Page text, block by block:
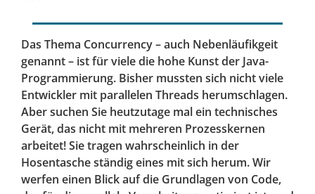
Das Thema Concurrency – auch Nebenläufikgeit
genannt – ist für viele die hohe Kunst der Java-
Programmierung. Bisher mussten sich nicht viele
Entwickler mit parallelen Threads herumschlagen.
Aber suchen Sie heutzutage mal ein technisches
Gerät, das nicht mit mehreren Prozesskernen
arbeitet! Sie tragen wahrscheinlich in der
Hosentasche ständig eines mit sich herum. Wir
werfen einen Blick auf die Grundlagen von Code,